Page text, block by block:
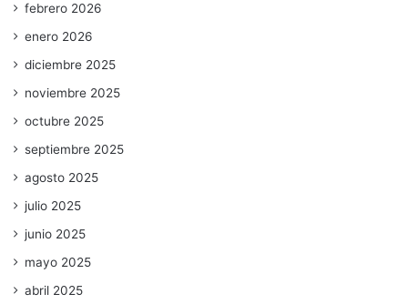
febrero 2026
enero 2026
diciembre 2025
noviembre 2025
octubre 2025
septiembre 2025
agosto 2025
julio 2025
junio 2025
mayo 2025
abril 2025